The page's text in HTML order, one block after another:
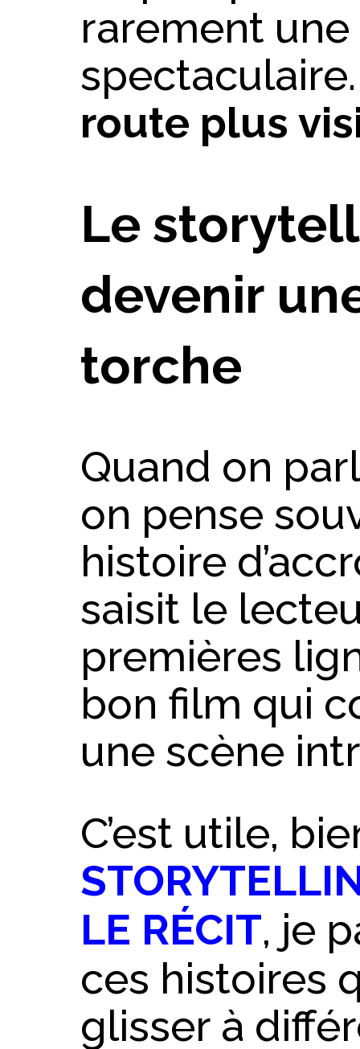
rarement
route plus
Le
devenir
torche
Quand on
on pense
histoire
saisit le
premières
bon film qui
une scène
C’est utile,
LE RÉCIT, je
ces histoires
glisser à